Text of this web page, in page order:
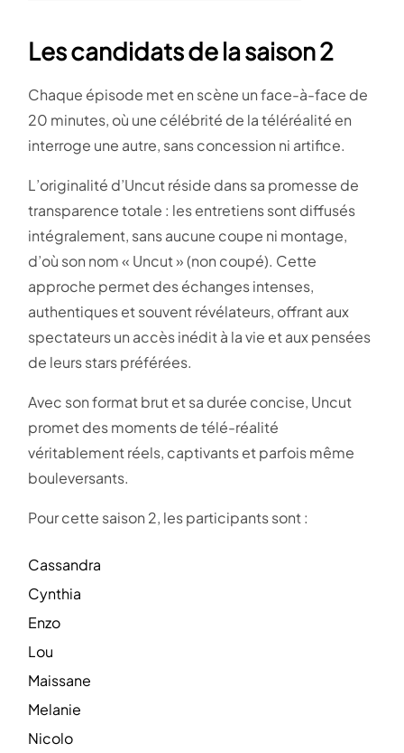
Les candidats de la saison 2
Chaque épisode met en scène un face-à-face de
20 minutes, où une célébrité de la téléréalité en
interroge une autre, sans concession ni artifice.
L’originalité d’Uncut réside dans sa promesse de
transparence totale : les entretiens sont diffusés
intégralement, sans aucune coupe ni montage,
d’où son nom « Uncut » (non coupé). Cette
approche permet des échanges intenses,
authentiques et souvent révélateurs, offrant aux
spectateurs un accès inédit à la vie et aux pensées
de leurs stars préférées.
Avec son format brut et sa durée concise, Uncut
promet des moments de télé-réalité
véritablement réels, captivants et parfois même
bouleversants.
Pour cette saison 2, les participants sont :
Cassandra
Cynthia
Enzo
Lou
Maissane
Melanie
Nicolo